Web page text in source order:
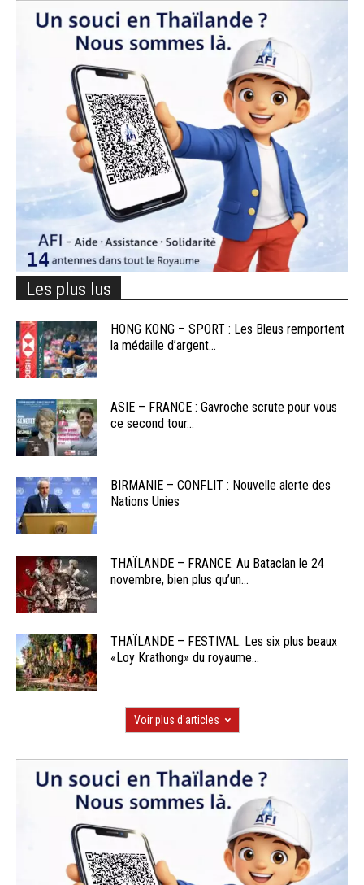
Les plus lus
HONG KONG – SPORT : Les Bleus remportent
la médaille d’argent...
ASIE – FRANCE : Gavroche scrute pour vous
ce second tour...
BIRMANIE – CONFLIT : Nouvelle alerte des
Nations Unies
THAÏLANDE – FRANCE: Au Bataclan le 24
novembre, bien plus qu’un...
THAÏLANDE – FESTIVAL: Les six plus beaux
«Loy Krathong» du royaume...
Voir plus d'articles